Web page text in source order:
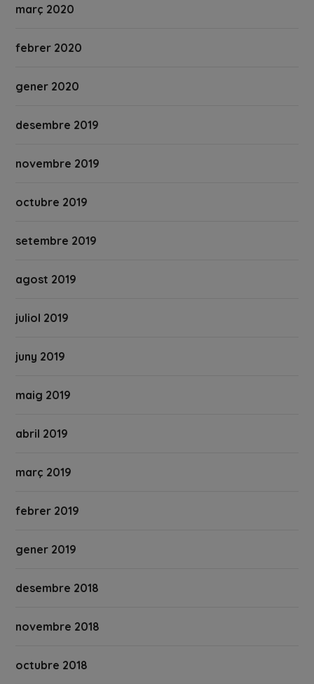
març 2020
febrer 2020
gener 2020
desembre 2019
novembre 2019
octubre 2019
setembre 2019
agost 2019
juliol 2019
juny 2019
maig 2019
abril 2019
març 2019
febrer 2019
gener 2019
desembre 2018
novembre 2018
octubre 2018